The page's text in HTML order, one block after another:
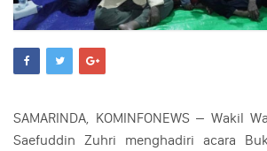
SAMARINDA, KOMINFONEWS – Wakil
Saefuddin Zuhri menghadiri acara